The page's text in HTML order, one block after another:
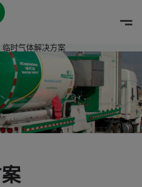
move between options
临时气体解决方案